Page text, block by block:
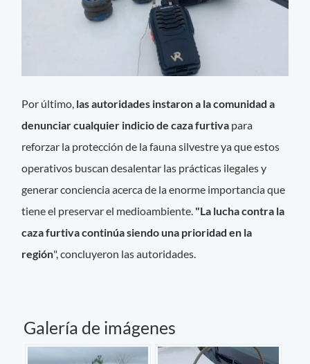
Por último, las autoridades instaron a la comunidad a
denunciar cualquier indicio de caza furtiva para
reforzar la protección de la fauna silvestre ya que estos
operativos buscan desalentar las prácticas ilegales y
generar conciencia acerca de la enorme importancia que
tiene el preservar el medioambiente. "La lucha contra la
caza furtiva continúa siendo una prioridad en la
región", concluyeron las autoridades.
Galería de imágenes